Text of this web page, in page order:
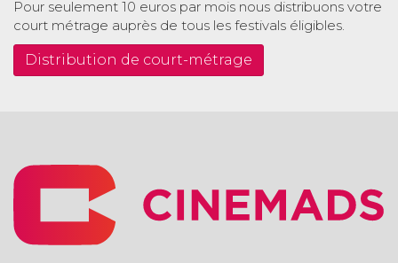
Pour seulement 10 euros par mois nous distribuons votre
court métrage auprès de tous les festivals éligibles.
Distribution de court-métrage